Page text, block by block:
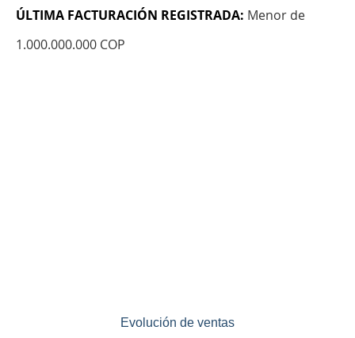
ÚLTIMA FACTURACIÓN REGISTRADA: Menor de
1.000.000.000 COP
Evolución de ventas